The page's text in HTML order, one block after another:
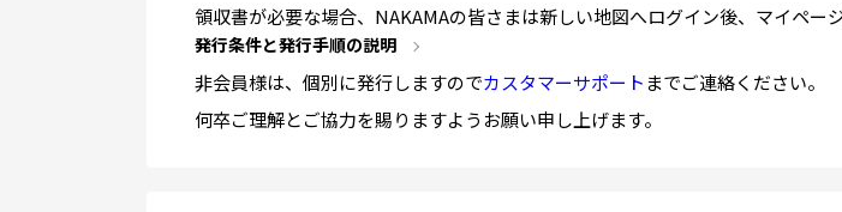
領収書が必要な場合、NAKAMAの皆さまは新しい地図へログイン後、マイペー
発行条件と発行手順の説明
非会員様は、個別に発行しますのでカスタマーサポート までご連絡ください。
何卒ご理解とご協力を賜りますようお願い申し上げます。